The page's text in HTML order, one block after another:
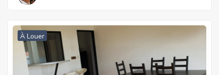
À Louer